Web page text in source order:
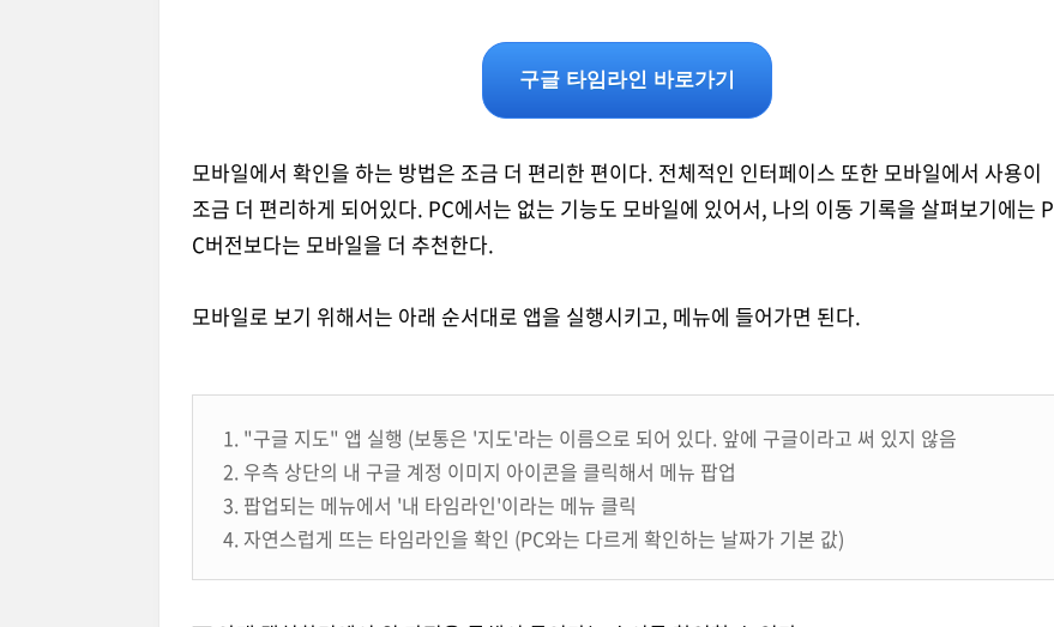
구글 타임라인 바로가기
모바일에서 확인을 하는 방법은 조금 더 편리한 편이다. 전체적인 인터페이스 또한 모바일에서 사용이
조금 더 편리하게 되어있다. PC에서는 없는 기능도 모바일에 있어서, 나의 이동 기록을 살펴보기에는 P
C버전보다는 모바일을 더 추천한다.
모바일로 보기 위해서는 아래 순서대로 앱을 실행시키고, 메뉴에 들어가면 된다.
1. "구글 지도" 앱 실행 (보통은 '지도'라는 이름으로 되어 있다. 앞에 구글이라고 써 있지 않음
2. 우측 상단의 내 구글 계정 이미지 아이콘을 클릭해서 메뉴 팝업
3. 팝업되는 메뉴에서 '내 타임라인'이라는 메뉴 클릭
4. 자연스럽게 뜨는 타임라인을 확인 (PC와는 다르게 확인하는 날짜가 기본 값)